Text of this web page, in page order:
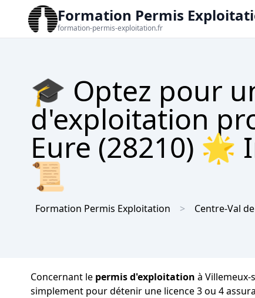
Formation Permis
formation-permis-exploitation.fr
🎓 Optez pour
d'exploitation
Eure (28210)
📜
Formation Permis Exploitation Centre-Val
Concernant le permis d'exploitation à
simplement pour détenir une licence 3 ou 4